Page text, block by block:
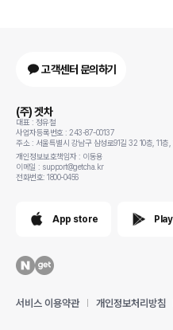
고객센터 문의하기
(주) 겟차
대표 : 정유철
사업자등록번호 : 243-87-00137
주소 : 서울특별시 강남구 삼성로91길 32 10층, 11층,
개인정보보호책임자 : 이동용
이메일 : support@getcha.kr
전화번호: 1800-0456
App store
서비스 이용약관 개인정보처리방침